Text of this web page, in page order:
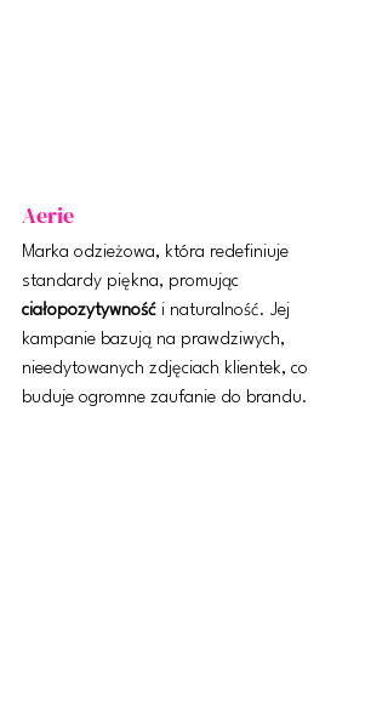
Aerie
Marka odzieżowa, która redefiniuje
standardy piękna, promując
ciałopozytywność i naturalność. Jej
kampanie bazują na prawdziwych,
nieedytowanych zdjęciach klientek, co
buduje ogromne zaufanie do brandu.